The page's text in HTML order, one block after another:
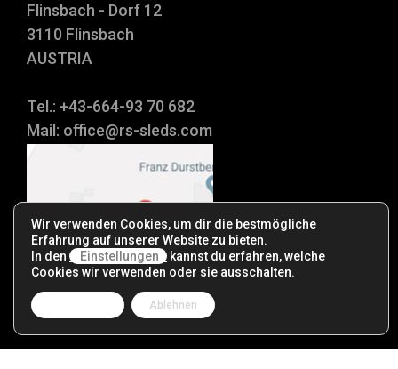
Flinsbach - Dorf 12
3110 Flinsbach
AUSTRIA
Tel.: +43-664-93 70 682
Mail: office@rs-sleds.com
Wir verwenden Cookies, um dir die bestmögliche
Erfahrung auf unserer Website zu bieten.
In den Einstellungen kannst du erfahren, welche
Cookies wir verwenden oder sie ausschalten.
Ablehnen